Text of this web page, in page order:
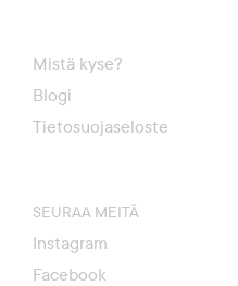
Mistä kyse?
Blogi
Tietosuojaseloste
SEURAA MEITÄ
Instagram
Facebook